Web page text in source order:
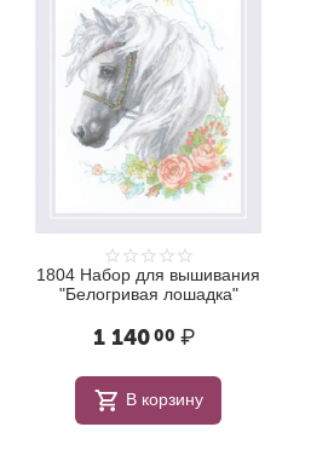
1804 Набор для вышивания
"Белогривая лошадка"
1 14000 ₽
В корзину